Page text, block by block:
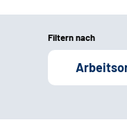
Filtern nach